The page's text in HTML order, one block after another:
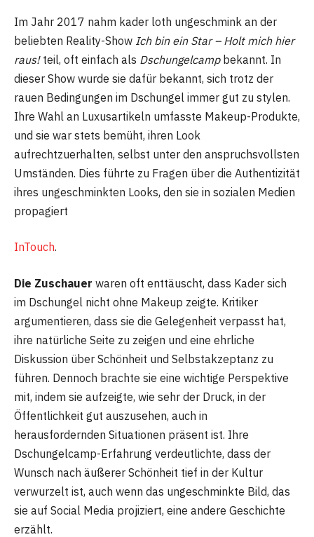
Im Jahr 2017 nahm kader loth ungeschmink an der
beliebten Reality-Show Ich bin ein Star – Holt mich hier
raus!teil, oft einfach als Dschungelcampbekannt. In
dieser Show wurde sie dafür bekannt, sich trotz der
rauen Bedingungen im Dschungel immer gut zu stylen.
Ihre Wahl an Luxusartikeln umfasste Makeup-Produkte,
und sie war stets bemüht, ihren Look
aufrechtzuerhalten, selbst unter den anspruchsvollsten
Umständen. Dies führte zu Fragen über die Authentizität
ihres ungeschminkten Looks, den sie in sozialen Medien
propagiert​
InTouch.
Die Zuschauer waren oft enttäuscht, dass Kader sich
im Dschungel nicht ohne Makeup zeigte. Kritiker
argumentieren, dass sie die Gelegenheit verpasst hat,
ihre natürliche Seite zu zeigen und eine ehrliche
Diskussion über Schönheit und Selbstakzeptanz zu
führen. Dennoch brachte sie eine wichtige Perspektive
mit, indem sie aufzeigte, wie sehr der Druck, in der
Öffentlichkeit gut auszusehen, auch in
herausfordernden Situationen präsent ist. Ihre
Dschungelcamp-Erfahrung verdeutlichte, dass der
Wunsch nach äußerer Schönheit tief in der Kultur
verwurzelt ist, auch wenn das ungeschminkte Bild, das
sie auf Social Media projiziert, eine andere Geschichte
erzählt​.